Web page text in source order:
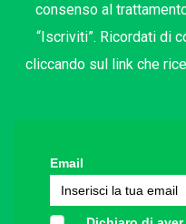
consenso al
“Iscriviti”. Ricordati di
cliccando sul link che
Email